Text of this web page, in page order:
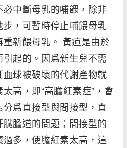
中斷母乳的哺餵，除非
，可暫時停止哺餵母乳
新餵母乳。 黃疸是由於
起的。因爲新生兒不需
球被破壞的代謝產物就
高，即“高膽紅素症”，會
爲直接型與間接型，直
膽道的問題；間接型的
多，使膽紅素太高，這